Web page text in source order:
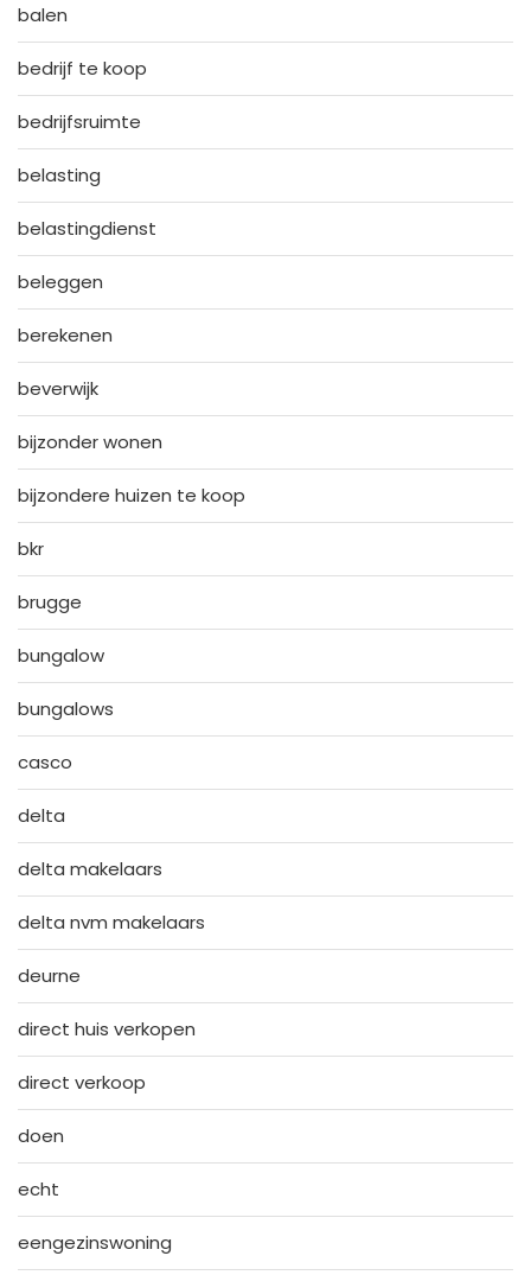
balen
bedrijf te koop
bedrijfsruimte
belasting
belastingdienst
beleggen
berekenen
beverwijk
bijzonder wonen
bijzondere huizen te koop
bkr
brugge
bungalow
bungalows
casco
delta
delta makelaars
delta nvm makelaars
deurne
direct huis verkopen
direct verkoop
doen
echt
eengezinswoning